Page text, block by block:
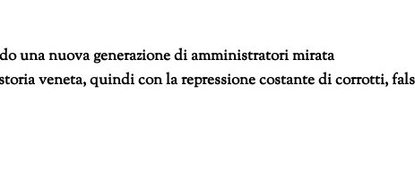
una nuova generazione di amministratori mirata
veneta, quindi con la repressione costante di corrotti,